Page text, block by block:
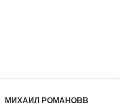
МИХАИЛ РОМАНОВВ